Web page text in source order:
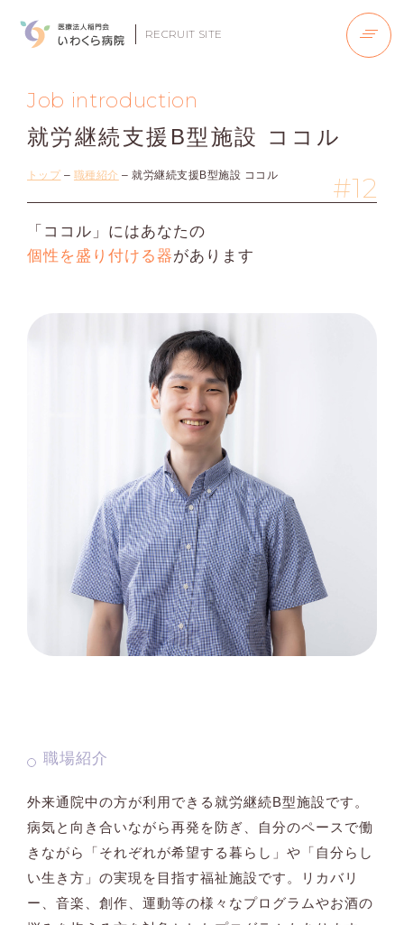
RECRUIT SITE
Job introduction
就労継続支援B型施設 ココル
トップ – 職種紹介 – 就労継続支援B型施設 ココル #12
「ココル」にはあなたの
個性を盛り付ける器があります
職場紹介
外来通院中の方が利用できる就労継続B型施設です。
病気と向き合いながら再発を防ぎ、自分のペースで働
きながら「それぞれが希望する暮らし」や「自分らし
い生き方」の実現を目指す福祉施設です。リカバリ
ー、音楽、創作、運動等の様々なプログラムやお酒の